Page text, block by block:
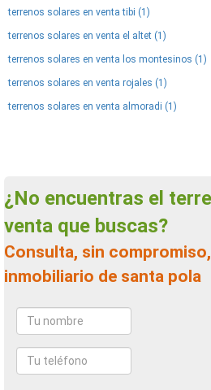
terrenos solares en venta tibi (1)
terrenos solares en venta el altet (1)
terrenos solares en venta los montesinos (1)
terrenos solares en venta rojales (1)
terrenos solares en venta almoradi (1)
¿No encuentras el terrenos solares en
venta que buscas?
Consulta, sin compromiso, a un agente
inmobiliario de santa pola